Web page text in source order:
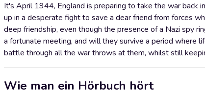
It's April 1944, England is preparing to take the war back
up in a desperate fight to save a dear friend from forces
deep friendship, even though the presence of a Nazi spy
a fortunate meeting, and will they survive a period where
battle through all the war throws at them, whilst still
Wie man ein Hörbuch hört